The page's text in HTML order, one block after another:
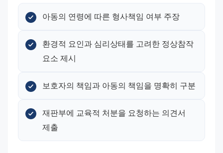
아동의 연령에 따른 형사책임 여부 주장
환경적 요인과 심리상태를 고려한 정상참작
요소 제시
보호자의 책임과 아동의 책임을 명확히 구분
재판부에 교육적 처분을 요청하는 의견서
제출